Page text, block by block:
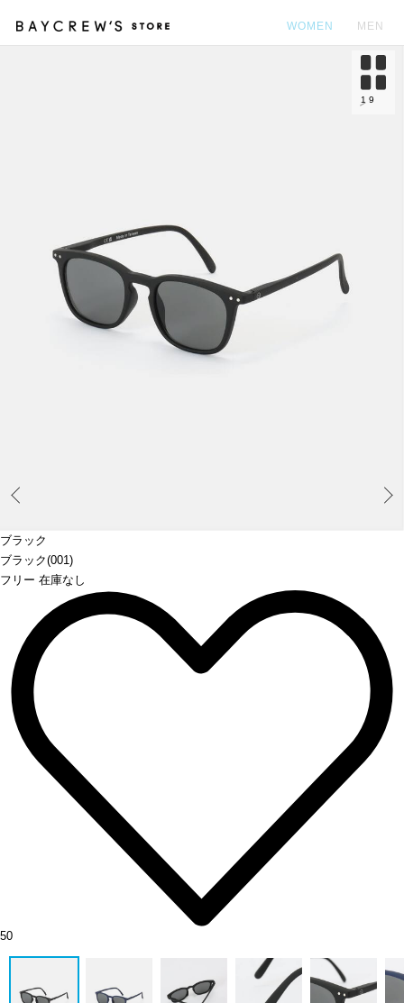
WOMEN MEN
ブラック
ブラック(001)
フリー 在庫なし
1 9
50